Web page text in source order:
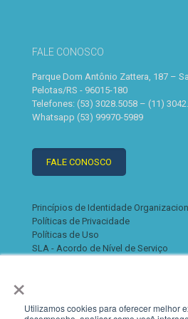
×
Utilizamos cookies para oferecer melhor
FALE CONOSCO
Parque Dom Antônio Zattera, 187 –
Pelotas/RS - 96015-180
Telefones: (53) 3028.5058 – (11)
Whatsapp (53) 99970-5989
FALE CONOSCO
Princípios de Identidade
Políticas de Privacidade
Políticas de Uso
SLA - Acordo de Nível de Serviço